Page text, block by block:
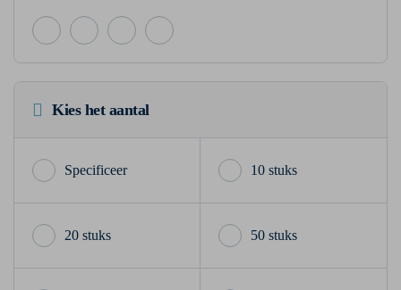
Kies het aantal
10 stuks
20 stuks 50 stuks